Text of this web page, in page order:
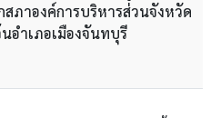
สภาองค์การบริหารส่วนจังหวัด
อำเภอเมืองจันทบุรี